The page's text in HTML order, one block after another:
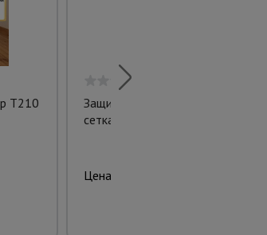
T210
Защитно-улавливающая
сетка (двойная) 3,5х6 м
Цена: